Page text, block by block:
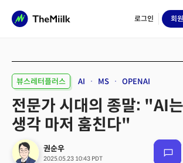
로그인 회원
뷰스레터플러스 AI MS OPENAI
전문가 시대의 종말: "AI
생각 마저 훔친다"
권순우
2025.05.23 10:43 PDT